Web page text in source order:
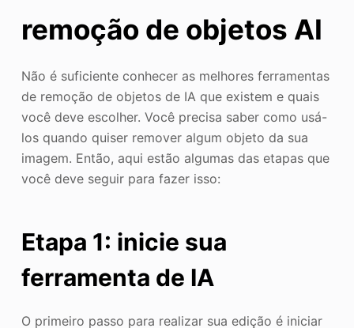
remoção de objetos AI
Não é suficiente conhecer as melhores ferramentas
de remoção de objetos de IA que existem e quais
você deve escolher. Você precisa saber como usá-
los quando quiser remover algum objeto da sua
imagem. Então, aqui estão algumas das etapas que
você deve seguir para fazer isso:
Etapa 1: inicie sua
ferramenta de IA
O primeiro passo para realizar sua edição é iniciar